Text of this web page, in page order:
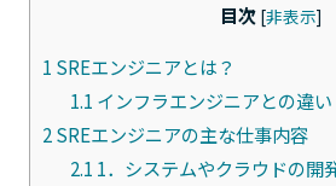
目次 [非表示]
1 SREエンジニアとは？
1.1 インフラエンジニアとの違い
2SREエンジニアの主な仕事内容
2.1 1．システムやクラウドの開